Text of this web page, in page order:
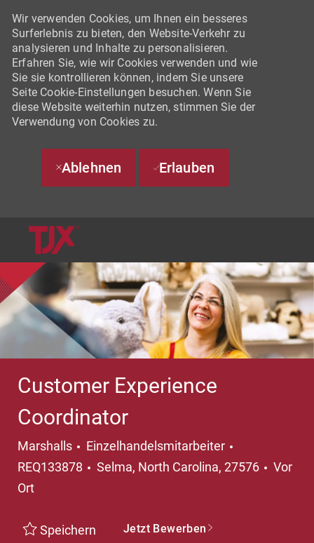
Wir verwenden Cookies, um Ihnen ein besseres
Surferlebnis zu bieten, den Website-Verkehr zu
analysieren und Inhalte zu personalisieren.
Erfahren Sie, wie wir Cookies verwenden und wie
Sie sie kontrollieren können, indem Sie unsere
Seite Cookie-Einstellungen besuchen. Wenn Sie
diese Website weiterhin nutzen, stimmen Sie der
Verwendung von Cookies zu.
Ablehnen Erlauben
Customer Experience
Coordinator
Marshalls Kategorie
Einzelhandelsmitarbeiter
REQ133878
Ort
Selma, North Carolina, 27576
Vor
Ort
Speichern Jetzt Bewerben